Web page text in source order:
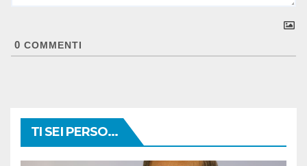
0 COMMENTI
TI SEI PERSO...